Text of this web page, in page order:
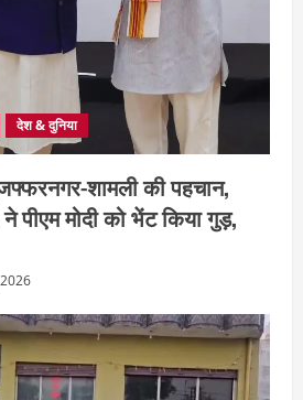
देश & दुनिया
शामली की पहचान,
पीएम मोदी को भेंट किया गुड़,